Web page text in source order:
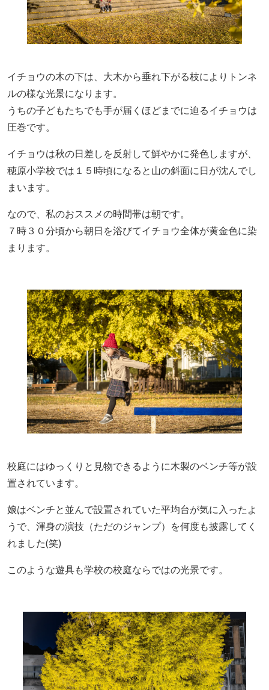
イチョウの木の下は、大木から垂れ下がる枝によりトンネ
ルの様な光景になります。
うちの子どもたちでも手が届くほどまでに迫るイチョウは
圧巻です。
イチョウは秋の日差しを反射して鮮やかに発色しますが、
穂原小学校では１５時頃になると山の斜面に日が沈んでし
まいます。
なので、 私のおススメの時間帯は朝です。
７時３０分頃から朝日を浴びてイチョウ全体が黄金色に染
まります。
校庭にはゆっくりと見物できるように木製のベンチ等が設
置されています。
娘はベンチと並んで設置されていた平均台が気に入ったよ
うで、渾身の演技（ただのジャンプ）を何度も披露してく
れました(笑)
このような遊具も学校の校庭ならではの光景です。